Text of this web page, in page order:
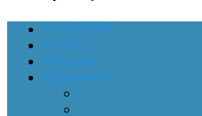
ГЛАВНАЯ
О НАС
Магазин
Документы